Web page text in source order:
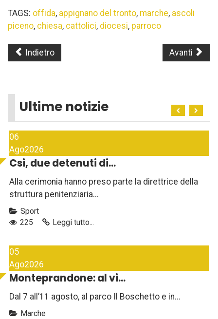
TAGS: offida, appignano del tronto, marche, ascoli
piceno, chiesa, cattolici, diocesi, parroco
Indietro Avanti
Ultime notizie
06
Ago2026
Csi, due detenuti di...
Alla cerimonia hanno preso parte la direttrice della
struttura penitenziaria...
Sport
225
Leggi tutto...
05
Ago2026
Monteprandone: al vi...
Dal 7 all’11 agosto, al parco Il Boschetto e in...
Marche